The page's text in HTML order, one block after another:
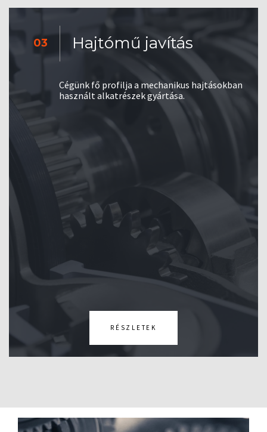
03 Hajtómű javítás
Cégünk fő profilja a mechanikus hajtásokban
használt alkatrészek gyártása.
RÉSZLETEK